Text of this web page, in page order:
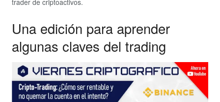
trader de criptoactivos.
Una edición para aprender
algunas claves del trading